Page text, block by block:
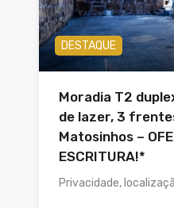
DESTAQUE
Moradia T2
de lazer, 3
Matosinhos –
ESCRITURA!*
Privacidade,